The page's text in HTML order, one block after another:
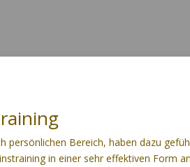
persönlichen Bereich, haben dazu
in einer sehr effektiven Form